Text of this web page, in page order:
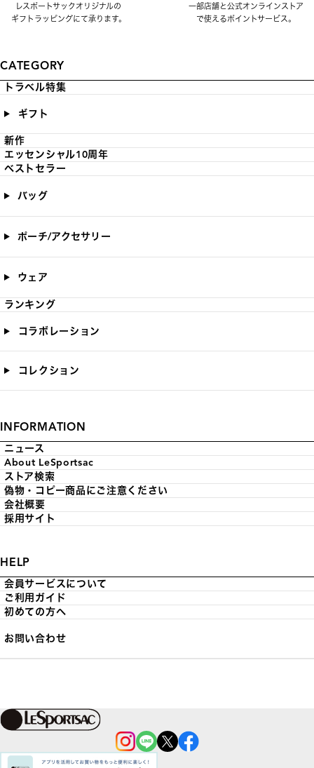
レスポートサックオリジナルの
ギフトラッピングにて承ります。
一部店舗と公式オンラインストア
で使えるポイントサービス。
CATEGORY
トラベル特集
ギフト
新作
エッセンシャル10周年
ベストセラー
バッグ
ポーチ/アクセサリー
ウェア
ランキング
コラボレーション
コレクション
INFORMATION
ニュース
About LeSportsac
ストア検索
偽物・コピー商品にご注意ください
会社概要
採用サイト
HELP
会員サービスについて
ご利用ガイド
初めての方へ
お問い合わせ